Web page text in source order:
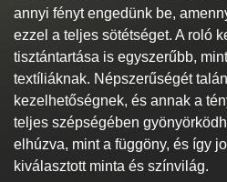
annyi fényt engedünk be,
ezzel a teljes sötétséget. A roló
tisztántartása is egyszerűbb,
textíliáknak. Népszerűségét
kezelhetőségnek, és annak a
teljes szépségében
elhúzva, mint a függöny, és így
kiválasztott minta és színvilág.